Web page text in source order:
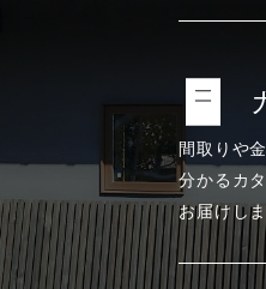
間取りや
分かる カ
お届けし